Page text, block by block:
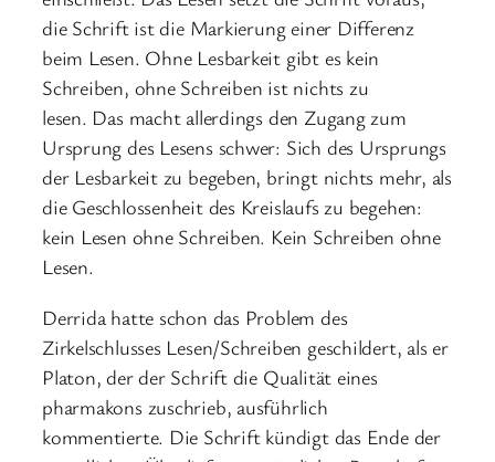
die Schrift ist die Markierung einer Differenz
beim Lesen. Ohne Lesbarkeit gibt es kein
Schreiben, ohne Schreiben ist nichts zu
lesen. Das macht allerdings den Zugang zum
Ursprung des Lesens schwer: Sich des Ursprungs
der Lesbarkeit zu begeben, bringt nichts mehr, als
die Geschlossenheit des Kreislaufs zu begehen:
kein Lesen ohne Schreiben. Kein Schreiben ohne
Lesen.
Derrida hatte schon das Problem des
Zirkelschlusses Lesen/Schreiben geschildert, als er
Platon, der der Schrift die Qualität eines
pharmakons zuschrieb, ausführlich
kommentierte. Die Schrift kündigt das Ende der